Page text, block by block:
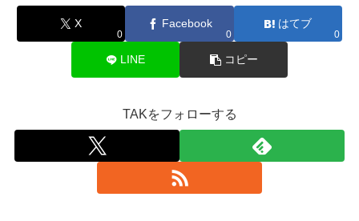
X
0
Facebook
0
はてブ
0
LINE コピー
TAKをフォローする